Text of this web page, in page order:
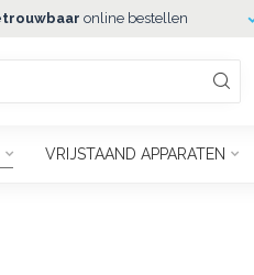
online bestellen
VRIJSTAAND APPARATEN